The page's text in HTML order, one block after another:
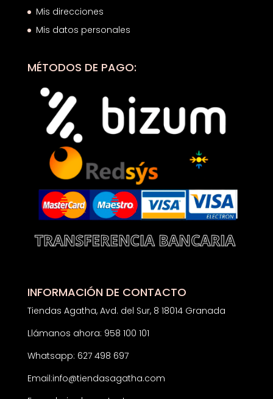
Mis direcciones
Mis datos personales
MÉTODOS DE PAGO:
INFORMACIÓN DE CONTACTO
Tiendas Agatha, Avd. del Sur, 8 18014 Granada
Llámanos ahora: 958 100 101
Whatsapp: 627 498 697
Email:info@tiendasagatha.com